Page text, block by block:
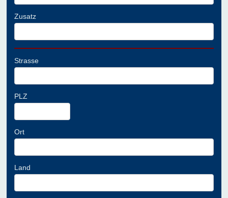
Zusatz
Strasse
PLZ
Ort
Land